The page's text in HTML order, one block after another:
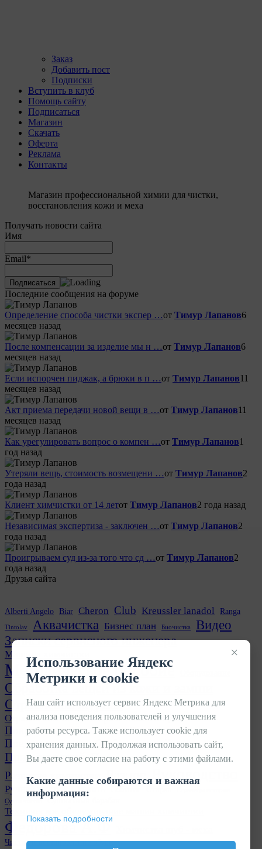
Заказ
Добавить пост
Подписки
Вступить в клуб
Помощь сайту
Подписаться
Магазин
Скачать
Оферта
Реклама
Контакты
Магазин профессиональной химии для чистки,
восстановления кожи и меха
Получать новости сайта
Имя
Email*
Последние сообщения на форуме
Определение способа чистки экспер …от Тимур Лапанов6
месяцев назад
После компенсации за изделие мы н …от Тимур Лапанов6
месяцев назад
Если испорчен пиджак, а брюки в п …от Тимур Лапанов11
месяцев назад
Акт приема передачи новой вещи в …от Тимур Лапанов11
месяцев назад
Как урегулировать вопрос о компен …от Тимур Лапанов1
год назад
Утеряли вещь, стоимость возмещени …от Тимур Лапанов2
года назад
Клиент химчистки от 14 летот Тимур Лапанов2 года назад
Независимая экспертиза - заключен …от Тимур Лапанов2
года назад
Проигрываем суд из-за того что сд …от Тимур Лапанов2
года назад
Друзья сайта
Alberti Angelo Biar Cheron Club Kreussler lanadol Ranga
Tintolav Аквачистка Бизнес план Биочистка
Видео
Записки сервисного инженера
Машина химчистки
Методическое пособие
Обработка вещей из кожи и замши
Отраслевой журнал
Отрасль химчисток и прачечных в лицах
Покраска кожаных изделий Прачечная
Предварительная обработка вещей
Приемка вещей Пятновыводка
Развитие химчистки
Разное
Ручная чистка Событие
Сухая чистка
Сушильный барабан
Техническое обслуживание машин химчистки
Федорова А.Ф
Чистка и востановление обуви
×
Использование Яндекс
Метрики и cookie
Наш сайт использует сервис Яндекс Метрика для
анализа поведения пользователей и улучшения
работы ресурса. Также использует cookie для
хранения данных. Продолжая использовать сайт,
Вы даете свое согласие на работу с этими файлами.
Какие данные собираются и важная
информация:
Показать подробности